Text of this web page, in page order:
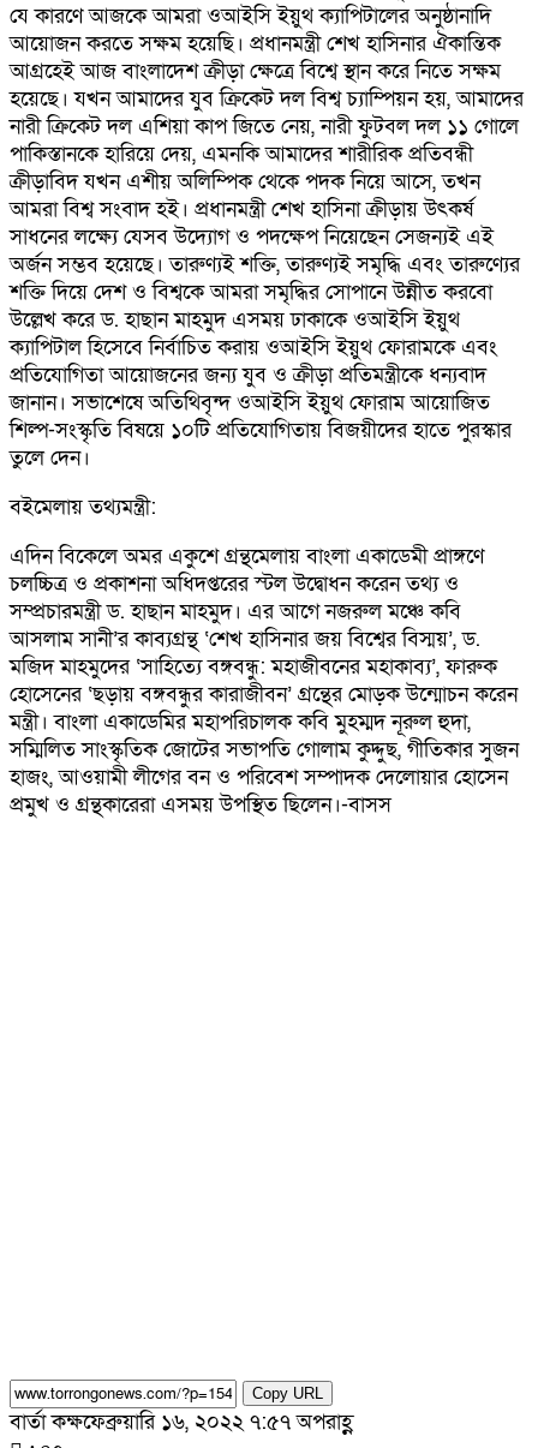
যে কারণে আজকে আমরা ওআইসি ইয়ুথ ক্যাপিটালের অনুষ্ঠানাদি
আয়োজন করতে সক্ষম হয়েছি। প্রধানমন্ত্রী শেখ হাসিনার ঐকান্তিক
আগ্রহেই আজ বাংলাদেশ ক্রীড়া ক্ষেত্রে বিশ্বে স্থান করে নিতে সক্ষম
হয়েছে। যখন আমাদের যুব ক্রিকেট দল বিশ্ব চ্যাম্পিয়ন হয়, আমাদের
নারী ক্রিকেট দল এশিয়া কাপ জিতে নেয়, নারী ফুটবল দল ১১ গোলে
পাকিস্তানকে হারিয়ে দেয়, এমনকি আমাদের শারীরিক প্রতিবন্ধী
ক্রীড়াবিদ যখন এশীয় অলিম্পিক থেকে পদক নিয়ে আসে, তখন
আমরা বিশ্ব সংবাদ হই। প্রধানমন্ত্রী শেখ হাসিনা ক্রীড়ায় উৎকর্ষ
সাধনের লক্ষ্যে যেসব উদ্যোগ ও পদক্ষেপ নিয়েছেন সেজন্যই এই
অর্জন সম্ভব হয়েছে। তারুণ্যই শক্তি, তারুণ্যই সমৃদ্ধি এবং তারুণ্যের
শক্তি দিয়ে দেশ ও বিশ্বকে আমরা সমৃদ্ধির সোপানে উন্নীত করবো
উল্লেখ করে ড. হাছান মাহমুদ এসময় ঢাকাকে ওআইসি ইয়ুথ
ক্যাপিটাল হিসেবে নির্বাচিত করায় ওআইসি ইয়ুথ ফোরামকে এবং
প্রতিযোগিতা আয়োজনের জন্য যুব ও ক্রীড়া প্রতিমন্ত্রীকে ধন্যবাদ
জানান। সভাশেষে অতিথিবৃন্দ ওআইসি ইয়ুথ ফোরাম আয়োজিত
শিল্প-সংস্কৃতি বিষয়ে ১০টি প্রতিযোগিতায় বিজয়ীদের হাতে পুরস্কার
তুলে দেন।
বইমেলায় তথ্যমন্ত্রী:
এদিন বিকেলে অমর একুশে গ্রন্থমেলায় বাংলা একাডেমী প্রাঙ্গণে
চলচ্চিত্র ও প্রকাশনা অধিদপ্তরের স্টল উদ্বোধন করেন তথ্য ও
সম্প্রচারমন্ত্রী ড. হাছান মাহমুদ। এর আগে নজরুল মঞ্চে কবি
আসলাম সানী’র কাব্যগ্রন্থ ‘শেখ হাসিনার জয় বিশ্বের বিস্ময়’, ড.
মজিদ মাহমুদের ‘সাহিত্যে বঙ্গবন্ধু: মহাজীবনের মহাকাব্য’, ফারুক
হোসেনের ‘ছড়ায় বঙ্গবন্ধুর কারাজীবন’ গ্রন্থের মোড়ক উন্মোচন করেন
মন্ত্রী। বাংলা একাডেমির মহাপরিচালক কবি মুহম্মদ নূরুল হুদা,
সম্মিলিত সাংস্কৃতিক জোটের সভাপতি গোলাম কুদ্দুছ, গীতিকার সুজন
হাজং, আওয়ামী লীগের বন ও পরিবেশ সম্পাদক দেলোয়ার হোসেন
প্রমুখ ও গ্রন্থকারেরা এসময় উপস্থিত ছিলেন।-বাসস
Copy URL
বার্তা কক্ষফেব্রুয়ারি ১৬, ২০২২ ৭:৫৭ অপরাহ্ণ